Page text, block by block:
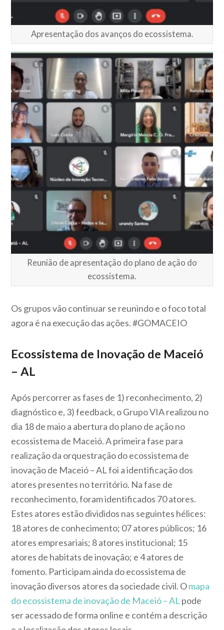
Apresentação dos avanços do ecossistema.
Reunião de apresentação do plano de ação do
ecossistema.
Os grupos vão continuar se reunindo e o foco total
agora é na execução das ações. #GOMACEIO
Ecossistema de Inovação de Maceió
– AL
Após percorrer as fases de 1) reconhecimento, 2)
diagnóstico e, 3) feedback, o Grupo VIA realizou no
dia 18 de maio a abertura do plano de ação no
ecossistema de Maceió. A primeira fase para
realização da orquestração do ecossistema de
inovação de Maceió – AL foi a identificação dos
atores presentes no território. Na fase de
reconhecimento, foram identificados 70 atores.
Estes atores estão divididos nas seguintes hélices:
18 atores de conhecimento; 07 atores públicos; 16
atores empresariais; 8 atores institucional; 15
atores de habitats de inovação; e 4 atores de
fomento. Participam ainda do ecossistema de
inovação diversos atores da sociedade civil. Omapa
do ecossistema de inovação de Maceió – AL pode
ser acessado de forma online e contém a descrição